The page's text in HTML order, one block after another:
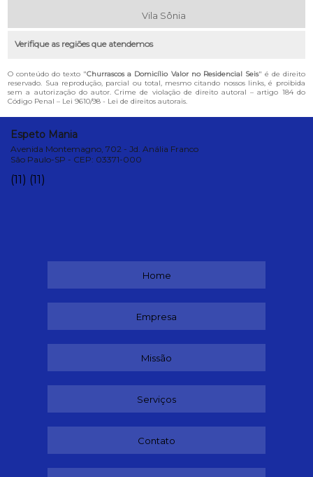
Vila Sônia
Verifique as regiões que atendemos
O conteúdo do texto "Churrascos a Domicílio Valor no Residencial Seis" é de direito
reservado. Sua reprodução, parcial ou total, mesmo citando nossos links, é proibida
sem a autorização do autor. Crime de violação de direito autoral – artigo 184 do
Código Penal – Lei 9610/98 - Lei de direitos autorais.
Espeto Mania
Avenida Montemagno, 702 - Jd. Anália Franco
São Paulo-SP - CEP: 03371-000
(11) (11)
Home
Empresa
Missão
Serviços
Contato